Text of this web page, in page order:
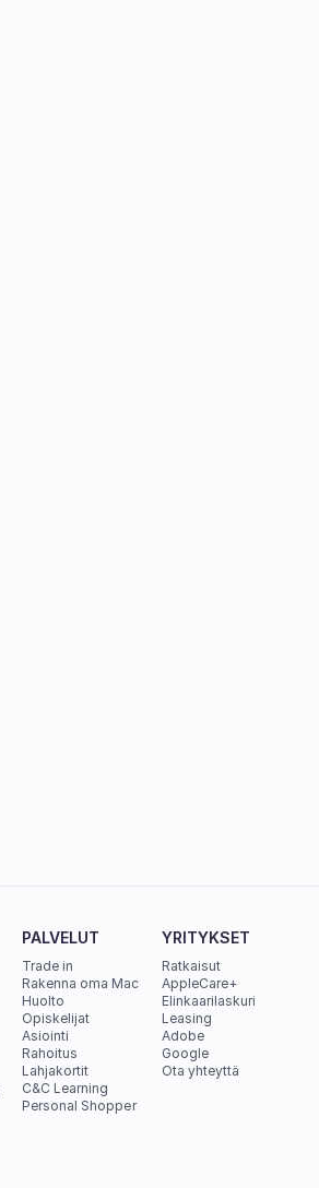
PALVELUT
Trade in
Rakenna oma Mac
Huolto
Opiskelijat
Asiointi
Rahoitus
Lahjakortit
C&C Learning
Personal Shopper
YRITYKSET
Ratkaisut
AppleCare+
Elinkaarilaskuri
Leasing
Adobe
Google
Ota yhteyttä